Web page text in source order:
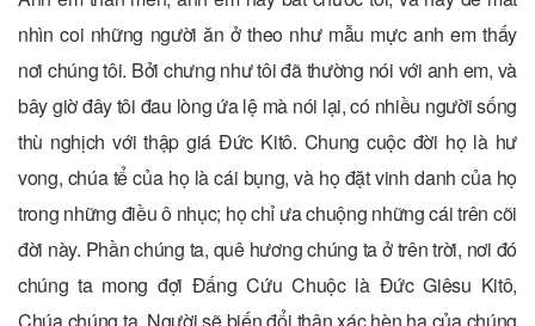
nhìn coi những người ăn ở theo như mẫu mực anh em thấy
nơi chúng tôi. Bởi chưng như tôi đã thường nói với anh em, và
bây giờ đây tôi đau lòng ứa lệ mà nói lại, có nhiều người sống
thù nghịch với thập giá Ðức Kitô. Chung cuộc đời họ là hư
vong, chúa tể của họ là cái bụng, và họ đặt vinh danh của họ
trong những điều ô nhục; họ chỉ ưa chuộng những cái trên cõi
đời này. Phần chúng ta, quê hương chúng ta ở trên trời, nơi đó
chúng ta mong đợi Ðấng Cứu Chuộc là Ðức Giêsu Kitô,
Chúa chúng ta, Người sẽ biến đổi thân xác hèn hạ của chúng